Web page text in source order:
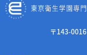
〒143-